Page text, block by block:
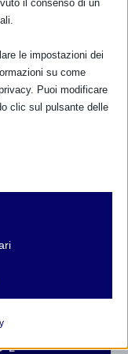
E
il consenso di un
le impostazioni dei
su come
Puoi modificare
clic sul pulsante delle
di base e sono
secondo il GDPR.